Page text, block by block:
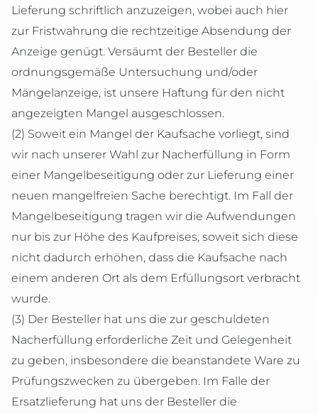
Lieferung schriftlich anzuzeigen, wobei auch hier
zur Fristwahrung die rechtzeitige Absendung der
Anzeige genügt. Versäumt der Besteller die
ordnungsgemäße Untersuchung und/oder
Mängelanzeige, ist unsere Haftung für den nicht
angezeigten Mangel ausgeschlossen.
(2) Soweit ein Mangel der Kaufsache vorliegt, sind
wir nach unserer Wahl zur Nacherfüllung in Form
einer Mangelbeseitigung oder zur Lieferung einer
neuen mangelfreien Sache berechtigt. Im Fall der
Mangelbeseitigung tragen wir die Aufwendungen
nur bis zur Höhe des Kaufpreises, soweit sich diese
nicht dadurch erhöhen, dass die Kaufsache nach
einem anderen Ort als dem Erfüllungsort verbracht
wurde.
(3) Der Besteller hat uns die zur geschuldeten
Nacherfüllung erforderliche Zeit und Gelegenheit
zu geben, insbesondere die beanstandete Ware zu
Prüfungszwecken zu übergeben. Im Falle der
Ersatzlieferung hat uns der Besteller die